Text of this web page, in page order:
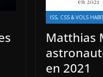
ISS, CSS & VOLS
Matthias
en 2021